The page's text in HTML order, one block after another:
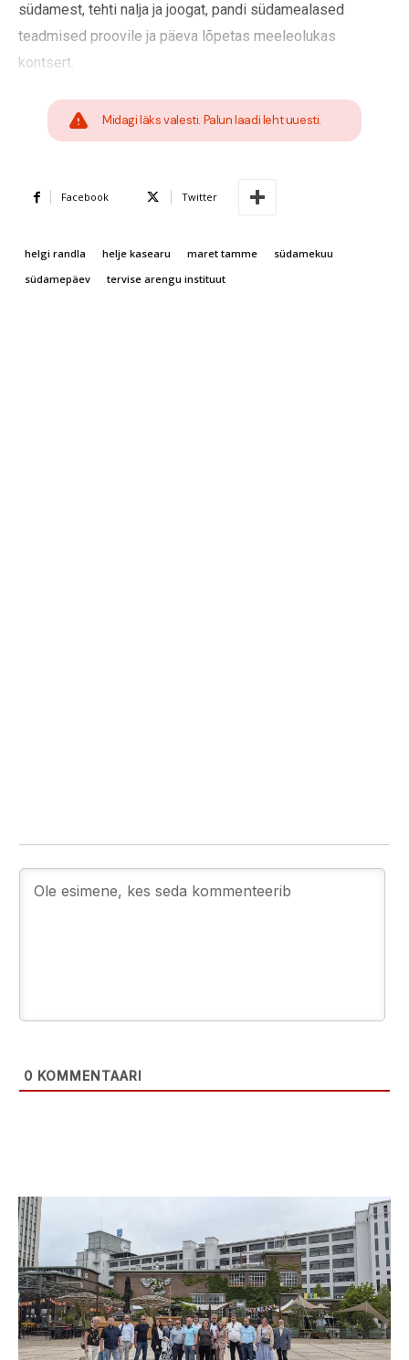
südamest, tehti nalja ja joogat, pandi südamealased
teadmised proovile ja päeva lõpetas meeleolukas
kontsert.
Midagi läks valesti. Palun laadi leht uuesti.
Facebook Twitter
helgi randla helje kasearu maret tamme
südamekuu
südamepäev
tervise arengu instituut
0 KOMMENTAARI